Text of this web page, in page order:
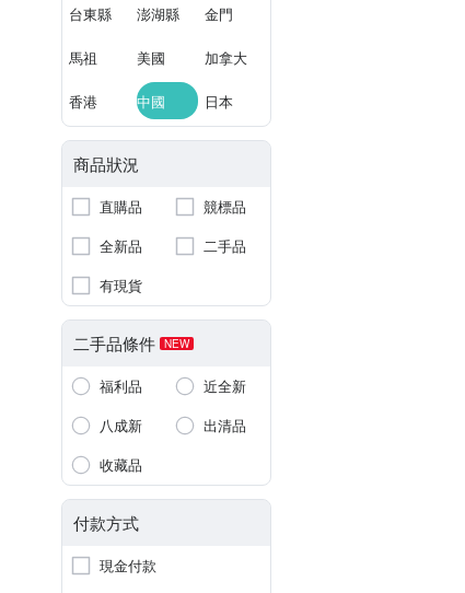
台東縣 澎湖縣 金門
馬祖 美國 加拿大
香港 中國 日本
商品狀況
直購品
競標品
全新品
二手品
有現貨
二手品條件 NEW
福利品
近全新
八成新
出清品
收藏品
付款方式
現金付款